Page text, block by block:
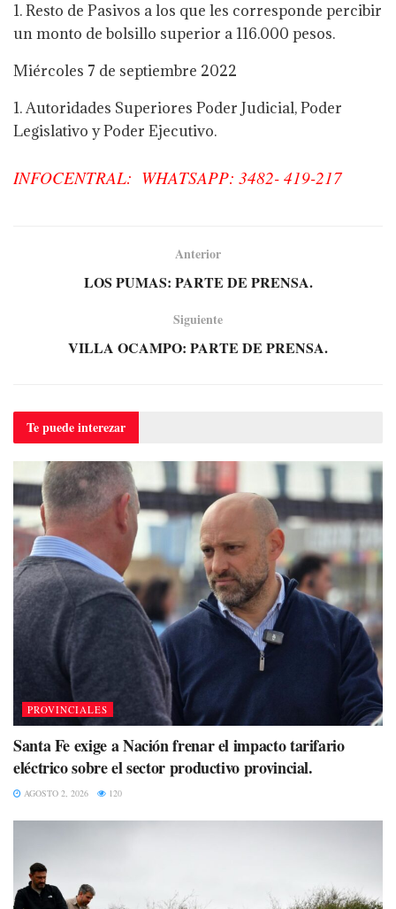
1. Resto de Pasivos a los que les corresponde percibir
un monto de bolsillo superior a 116.000 pesos.
Miércoles 7 de septiembre 2022
1. Autoridades Superiores Poder Judicial, Poder
Legislativo y Poder Ejecutivo.
INFOCENTRAL: WHATSAPP: 3482- 419-217
Anterior
LOS PUMAS: PARTE DE PRENSA.
Siguiente
VILLA OCAMPO: PARTE DE PRENSA.
Te puedeinterezar
PROVINCIALES
Santa Fe exige a Nación frenar el impacto tarifario
eléctrico sobre el sector productivo provincial.
AGOSTO 2, 2026 120